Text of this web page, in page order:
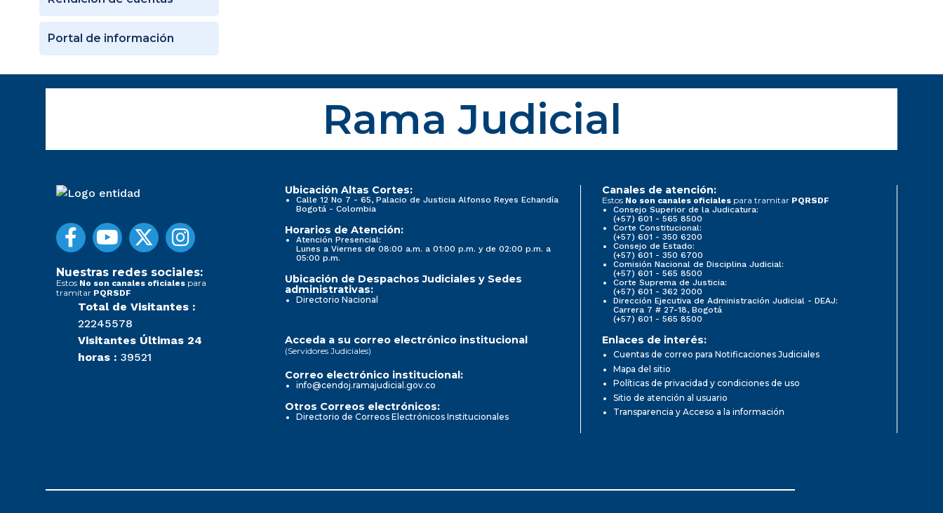
Portal de información
Rama Judicial
Nuestras redes sociales:
Estos No son canales oficiales para
tramitar PQRSDF
Total de Visitantes :
22245578
Visitantes Últimas 24
horas : 39521
Ubicación Altas Cortes:
Calle 12 No 7 - 65, Palacio de Justicia Alfonso Reyes Echandía
Bogotá - Colombia
Horarios de Atención:
Atención Presencial:
Lunes a Viernes de 08:00 a.m. a 01:00 p.m. y de 02:00 p.m. a
05:00 p.m.
Ubicación de Despachos Judiciales y Sedes
administrativas:
Directorio Nacional
Canales de atención:
Estos No son canales oficiales para tramitar PQRSDF
Consejo Superior de la Judicatura:
(+57) 601 - 565 8500
Corte Constitucional:
(+57) 601 - 350 6200
Consejo de Estado:
(+57) 601 - 350 6700
Comisión Nacional de Disciplina Judicial:
(+57) 601 - 565 8500
Corte Suprema de Justicia:
(+57) 601 - 362 2000
Dirección Ejecutiva de Administración Judicial - DEAJ:
Carrera 7 # 27-18, Bogotá
(+57) 601 - 565 8500
Acceda a su correo electrónico institucional
(Servidores Judiciales)
Correo electrónico institucional:
info@cendoj.ramajudicial.gov.co
Otros Correos electrónicos:
Directorio de Correos Electrónicos Institucionales
Enlaces de interés:
Cuentas de correo para Notificaciones Judiciales
Mapa del sitio
Políticas de privacidad y condiciones de uso
Sitio de atención al usuario
Transparencia y Acceso a la información